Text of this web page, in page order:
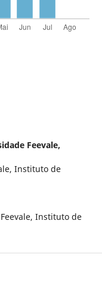
Feevale,
Instituto de
Instituto de